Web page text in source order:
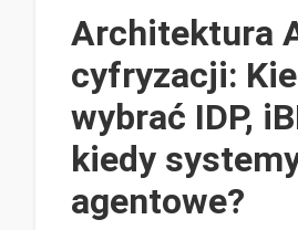
Architektura
cyfryzacji:
wybrać IDP,
kiedy
agentowe?